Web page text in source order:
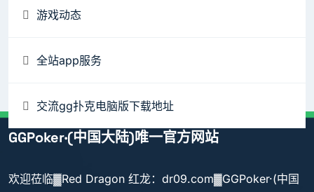
游戏动态
全站app服务
交流gg扑克电脑版下载地址
GGPoker·(中国大陆)唯一官方网站
欢迎莅临▓Red Dragon 红龙：dr09.com▓GGPoker·(中国